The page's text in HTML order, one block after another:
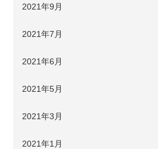
2021年9月
2021年7月
2021年6月
2021年5月
2021年3月
2021年1月